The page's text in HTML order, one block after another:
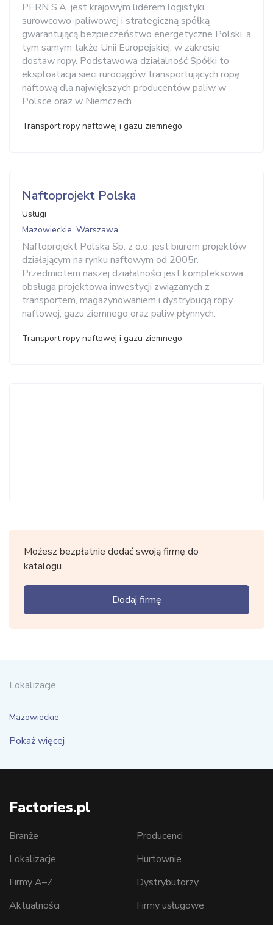
PERN S.A. jest krajowym liderem logistyki
surowcowo-paliwowej i strategiczną spółką
gwarantującą bezpieczeństwo energetyczne Polski, a
tym samym także Unii Europejskiej, w zakresie
dostaw ropy. Podstawowa działalność Spółki to
eksploatacja sieci rurociągów transportujących ropę
naftową dla największych producentów paliw w
Polsce oraz w Niemczech.
Transport ropy naftowej i gazu ziemnego
Naftoprojekt Polska
Usługi
Mazowieckie, Warszawa
Naftoprojekt Polska Sp. z o.o. jest biurem projektów
działającym na rynku naftowym od 2005r.
Przedmiotem naszej działalności jest kompleksowa
obsługa projektowa inwestycji związanych z
transportem, magazynowaniem i dystrybucją ropy
naftowej, gazu ziemnego oraz paliw płynnych.
Transport ropy naftowej i gazu ziemnego
Możesz bezpłatnie dodać swoją firmę do
katalogu.
Dodaj firmę
Lokalizacje
Mazowieckie
Pokaż więcej
Factories.pl
Branże
Lokalizacje
Firmy A–Z
Aktualności
Producenci
Hurtownie
Dystrybutorzy
Firmy usługowe